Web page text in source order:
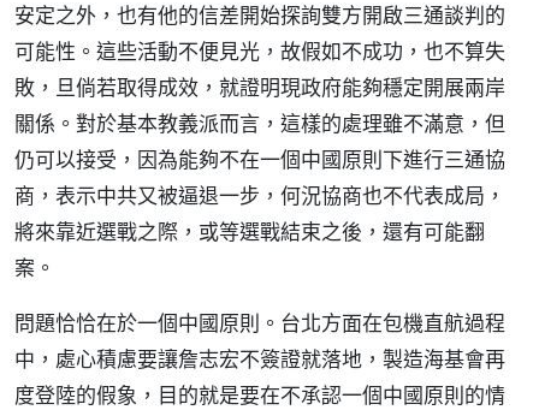
安定之外，也有他的信差開始探詢雙方開啟三通談判的
可能性。這些活動不便見光，故假如不成功，也不算失
敗，旦倘若取得成效，就證明現政府能夠穩定開展兩岸
關係。對於基本教義派而言，這樣的處理雖不滿意，但
仍可以接受，因為能夠不在一個中國原則下進行三通協
商，表示中共又被逼退一步，何況協商也不代表成局，
將來靠近選戰之際，或等選戰結束之後，還有可能翻
案。
問題恰恰在於一個中國原則。台北方面在包機直航過程
中，處心積慮要讓詹志宏不簽證就落地，製造海基會再
度登陸的假象，目的就是要在不承認一個中國原則的情